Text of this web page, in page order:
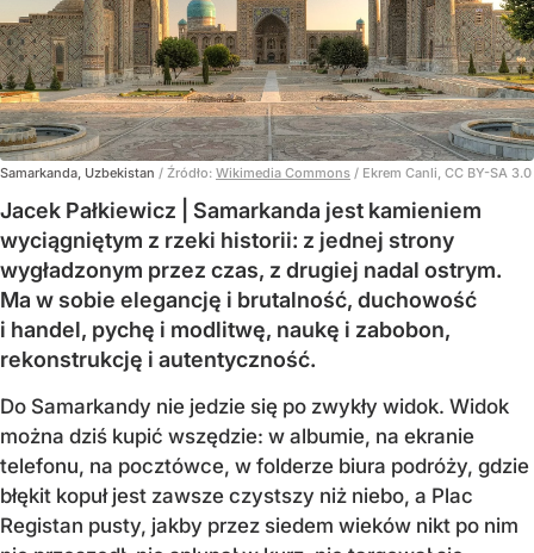
Samarkanda, Uzbekistan / Źródło: Wikimedia Commons / Ekrem Canli, CC BY-SA 3.0
Jacek Pałkiewicz | Samarkanda jest kamieniem
wyciągniętym z rzeki historii: z jednej strony
wygładzonym przez czas, z drugiej nadal ostrym.
Ma w sobie elegancję i brutalność, duchowość
i handel, pychę i modlitwę, naukę i zabobon,
rekonstrukcję i autentyczność.
Do Samarkandy nie jedzie się po zwykły widok. Widok
można dziś kupić wszędzie: w albumie, na ekranie
telefonu, na pocztówce, w folderze biura podróży, gdzie
błękit kopuł jest zawsze czystszy niż niebo, a Plac
Registan pusty, jakby przez siedem wieków nikt po nim